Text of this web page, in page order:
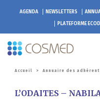
AGENDA NEWSLETTERS
PLATEFORME
Accueil > Annuaire des
L’ODAITES –